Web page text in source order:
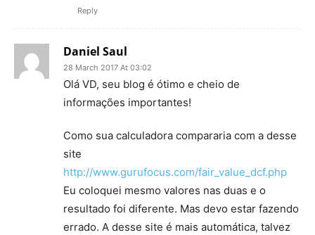
Reply
Daniel Saul
28 March 2017 At 03:02
Olá VD, seu blog é ótimo e cheio de
informações importantes!
Como sua calculadora compararia com a desse
site
http://www.gurufocus.com/fair_value_dcf.php
Eu coloquei mesmo valores nas duas e o
resultado foi diferente. Mas devo estar fazendo
errado. A desse site é mais automática, talvez